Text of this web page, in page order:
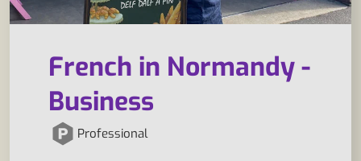
French in Normandy -
Business
Professional